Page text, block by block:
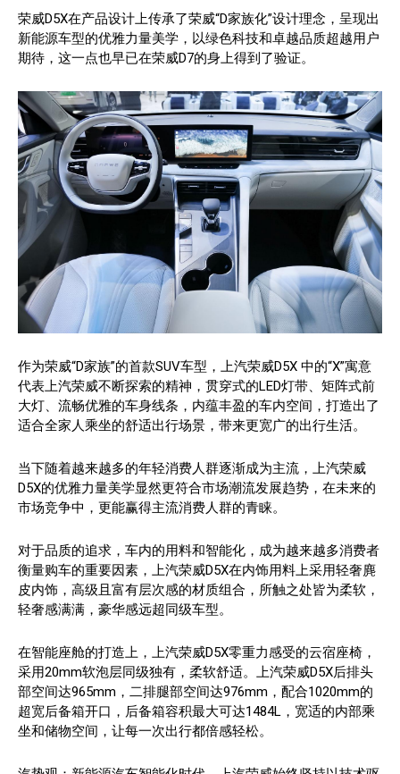
荣威D5X在产品设计上传承了荣威“D家族化”设计理念，呈现出
新能源车型的优雅力量美学，以绿色科技和卓越品质超越用户
期待，这一点也早已在荣威D7的身上得到了验证。
作为荣威“D家族”的首款SUV车型，上汽荣威D5X 中的“X”寓意
代表上汽荣威不断探索的精神，贯穿式的LED灯带、矩阵式前
大灯、流畅优雅的车身线条，内蕴丰盈的车内空间，打造出了
适合全家人乘坐的舒适出行场景，带来更宽广的出行生活。
当下随着越来越多的年轻消费人群逐渐成为主流，上汽荣威
D5X的优雅力量美学显然更符合市场潮流发展趋势，在未来的
市场竞争中，更能赢得主流消费人群的青睐。
对于品质的追求，车内的用料和智能化，成为越来越多消费者
衡量购车的重要因素，上汽荣威D5X在内饰用料上采用轻奢麂
皮内饰，高级且富有层次感的材质组合，所触之处皆为柔软，
轻奢感满满，豪华感远超同级车型。
在智能座舱的打造上，上汽荣威D5X零重力感受的云宿座椅，
采用20mm软泡层同级独有，柔软舒适。上汽荣威D5X后排头
部空间达965mm，二排腿部空间达976mm，配合1020mm的
超宽后备箱开口，后备箱容积最大可达1484L，宽适的内部乘
坐和储物空间，让每一次出行都倍感轻松。